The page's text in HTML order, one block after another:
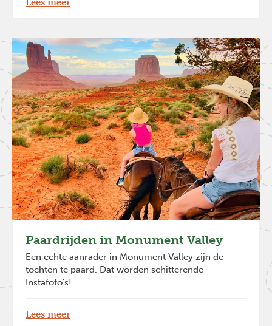
Lees meer
Paardrijden in Monument Valley
Een echte aanrader in Monument Valley zijn de
tochten te paard. Dat worden schitterende
Instafoto's!
Lees meer